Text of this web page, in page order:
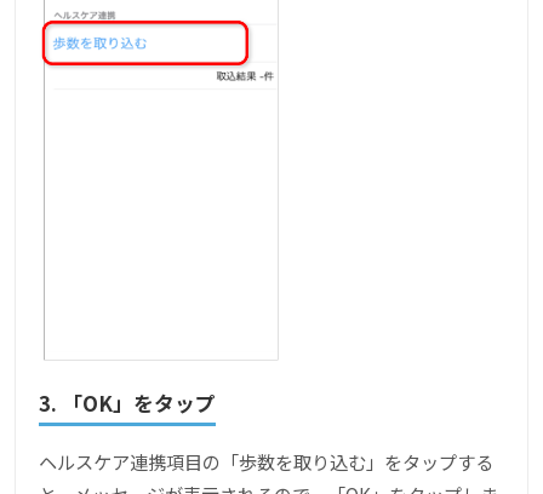
3. 「OK」をタップ
ヘルスケア連携項目の「歩数を取り込む」をタップする